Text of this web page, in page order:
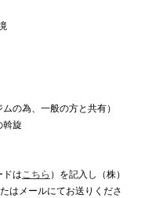
の為、一般の方と共有）
斡旋
ドはこちら ）を記入し（株）
はメールにてお送りくださ